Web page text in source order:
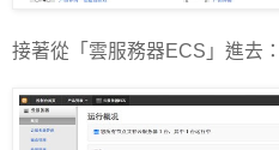
接著從「雲服務器ECS」進去：